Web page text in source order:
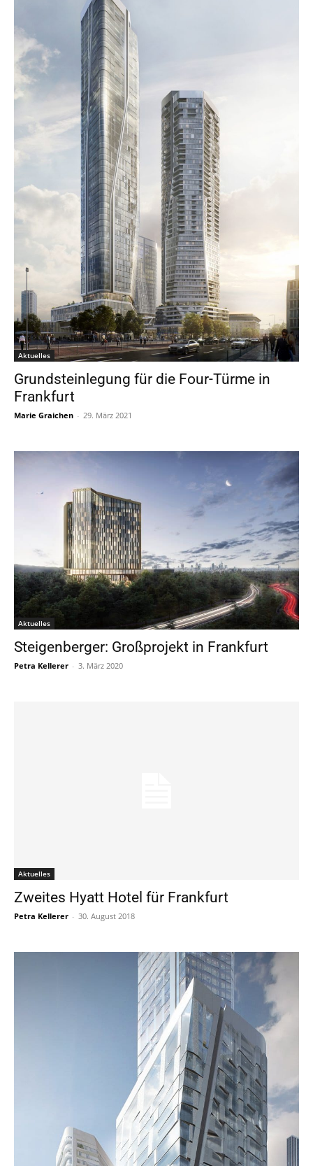
Aktuelles
Grundsteinlegung für die Four-Türme in
Frankfurt
Marie Graichen - 29. März 2021
Aktuelles
Steigenberger: Großprojekt in Frankfurt
Petra Kellerer - 3. März 2020
Aktuelles
Zweites Hyatt Hotel für Frankfurt
Petra Kellerer - 30. August 2018